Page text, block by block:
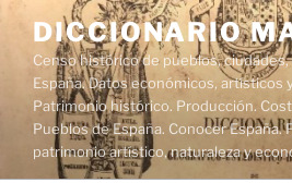
contenido
DICCIONARIO
Censo histórico de pueblos, ciudades,
España. Datos económicos, artísticos
Patrimonio histórico. Producción.
Pueblos de España. Conocer España.
patrimonio artístico, naturaleza y